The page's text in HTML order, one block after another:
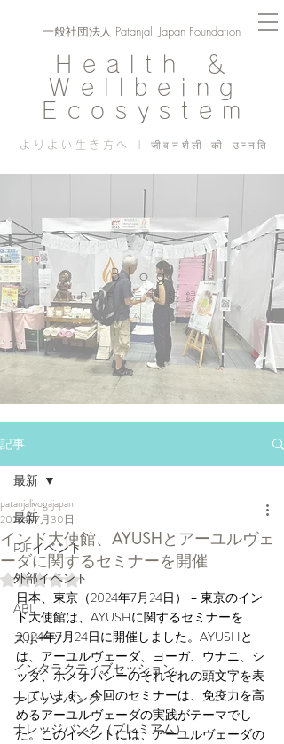
Health ＆
Wellbeing
Ecosystem
よりよい生き方へ | जीवनशैली की उन्नति
一般社団法人 Patanjali Japan Foundation
Blog
PJF ​活動記録
記事
最新
PJFイベント
外部イベント
ABL
スポーツ
インタラクティブセッション
ナレッジバンク
ナレッジバンク（プレミアム）
最新
インド大使館、AYUSHとアーユルヴェ
ーダに関するセミナーを開催
patanjaliyogajapan
2024年7月30日
5つ星のうちNaNと評価されています。
日本、東京（2024年7月24日） – 東京のイン
ド大使館は、AYUSHに関するセミナーを
2024年7月24日に開催しました。AYUSHと
は、アーユルヴェーダ、ヨーガ、ウナニ、シ
ッダ、ホメオパシーのそれぞれの頭文字を表
しています。今回のセミナーは、免疫力を高
めるアーユルヴェーダの実践がテーマでし
た。このイベントには、アーユルヴェーダの